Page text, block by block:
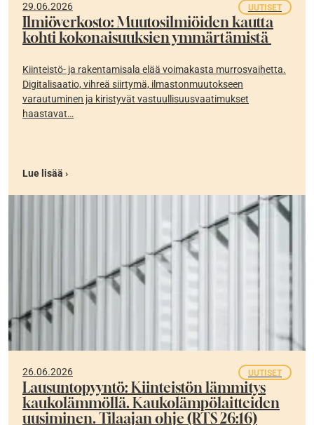
29.06.2026 UUTISET
Ilmiöverkosto: Muutosilmiöiden kautta
kohti kokonaisuuksien ymmärtämistä
Kiinteistö- ja rakentamisala elää voimakasta murrosvaihetta.
Digitalisaatio, vihreä siirtymä, ilmastonmuutokseen
varautuminen ja kiristyvät vastuullisuusvaatimukset
haastavat…
Lue lisää ›
26.06.2026 UUTISET
Lausuntopyyntö: Kiinteistön lämmitys
kaukolämmöllä. Kaukolämpölaitteiden
uusiminen. Tilaajan ohje (RTS 26:16)